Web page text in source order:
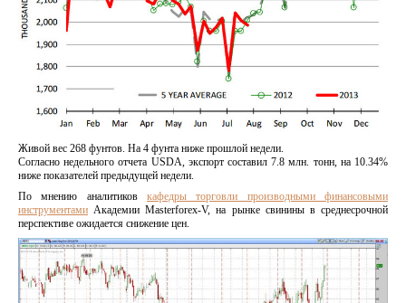
Живой вес 268 фунтов. На 4 фунта ниже прошлой недели.
Согласно недельного отчета USDA, экспорт составил 7.8 млн. тонн, на 10.34%
ниже показателей предыдущей недели.
По мнению аналитиков кафедры торговли производными финансовыми
инструментами Академии Masterforex-V, на рынке свинины в среднесрочной
перспективе ожидается снижение цен.